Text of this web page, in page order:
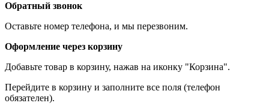
Обратный звонок
Оставьте номер телефона, и мы перезвоним.
Оформление через корзину
Добавьте товар в корзину, нажав на иконку "Корзина".
Перейдите в корзину и заполните все поля (телефон
обязателен).